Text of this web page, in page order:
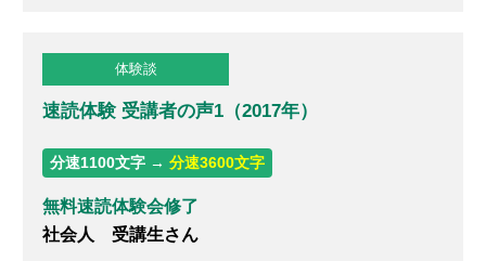
無料体験のお申し込み
体験談
速読体験 受講者の声1（2017年）
分速1100文字 →分速3600文字
無料速読体験会修了
社会人 受講生さん